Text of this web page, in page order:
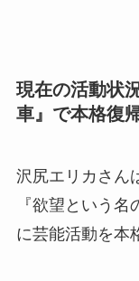
現在の活動状
車』で本格復
沢尻エリカさん
『欲望という
に芸能活動を本